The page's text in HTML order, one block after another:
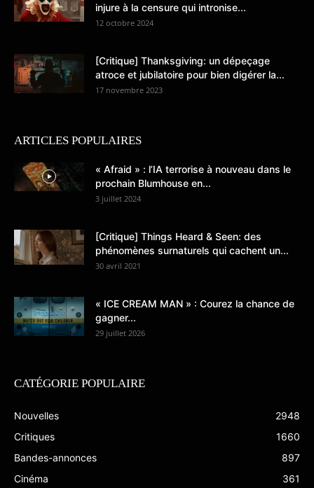
injure à la censure qui intronise...
12 octobre 2024
[Critique] Thanksgiving: un dépeçage
atroce et jubilatoire pour bien digérer la...
17 novembre 2023
ARTICLES POPULAIRES
« Afraid » : l’IA terrorise à nouveau dans le
prochain Blumhouse en...
3 juillet 2024
[Critique] Things Heard & Seen: des
phénomènes surnaturels qui cachent un...
30 avril 2021
« ICE CREAM MAN » : Courez la chance de
gagner...
29 juillet 2026
CATÉGORIE POPULAIRE
Nouvelles
2948
Critiques
1660
Bandes-annonces
897
Cinéma
361